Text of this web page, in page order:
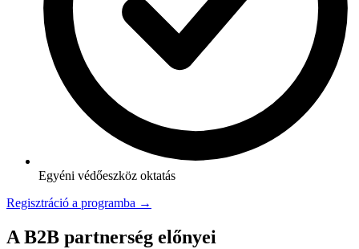
Egyéni védőeszköz oktatás
Regisztráció a programba →
A B2B partnerség előnyei